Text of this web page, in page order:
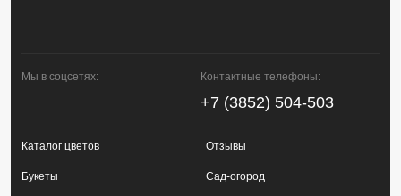
Каталог цветов
Букеты
Отзывы
Сад-огород
Мы в соцсетях: Контактные телефоны:
+7 (3852) 504-503